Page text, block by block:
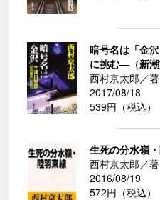
暗号名は「金
に挑む―（新潮
西村京太郎／著
2017/08/18
539円（税込）
生死の分水嶺
西村京太郎／著
2016/08/19
572円（税込）